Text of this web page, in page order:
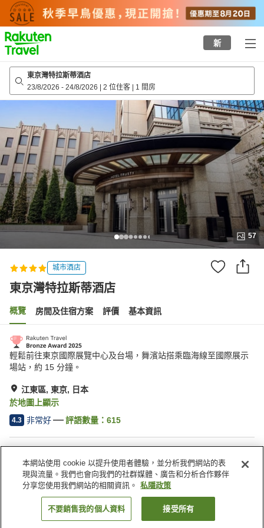
to
top
page
新
東京灣特拉斯蒂酒店
23/8/2026 - 24/8/2026 | 2 位住客 | 1 間房
57
城市酒店
東京灣特拉斯蒂酒店
概覽 房間及住宿方案 評價 基本資訊
輕鬆前往東京國際展覽中心及台場，舞濱站搭乘臨海線至國際展示
場站，約 15 分鐘。
江東區, 東京, 日本
於地圖上顯示
4.3 非常好 評語數量： 615
停車場
水療/美容院
餐廳
休息室
日本 東京 江東區 東京灣特拉斯蒂酒店
找客房
本網站使用 cookie 以提升使用者體驗，並分析我們網站的表
現與流量。我們也會向我們的社群媒體、廣告和分析合作夥伴
分享您使用我們網站的相關資訊。
私隱政策
不要銷售我的個人資料 接受所有